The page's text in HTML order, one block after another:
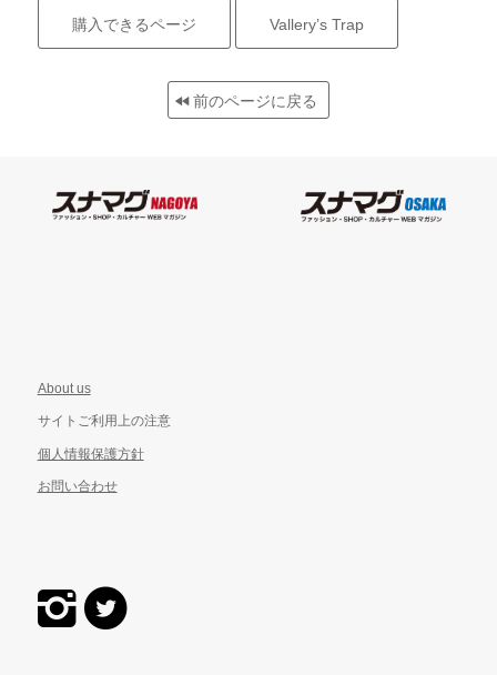
購入できるページ Vallery’s Trap
前のページに戻る
About us
サイトご利用上の注意
個人情報保護方針
お問い合わせ